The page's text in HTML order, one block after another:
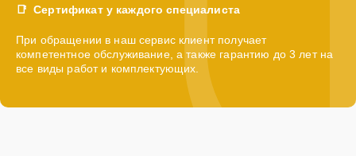
Сертификат у каждого специалиста
При обращении в наш сервис клиент получает
компетентное обслуживание, а также гарантию до 3 лет на
все виды работ и комплектующих.